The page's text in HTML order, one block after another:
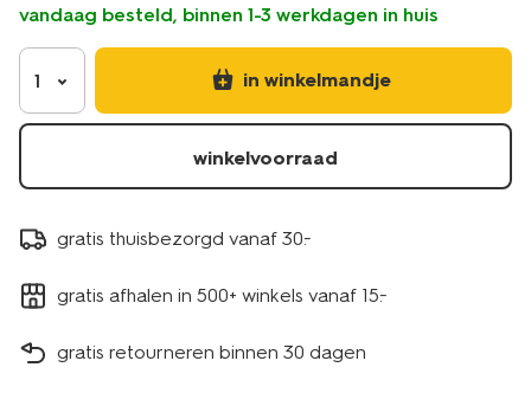
zilver-
14633313.html
vandaag besteld, binnen 1-3 werkdagen in huis
1 in winkelmandje
winkelvoorraad
gratis thuisbezorgd vanaf 30.-
gratis afhalen in 500+ winkels vanaf 15.-
gratis retourneren binnen 30 dagen